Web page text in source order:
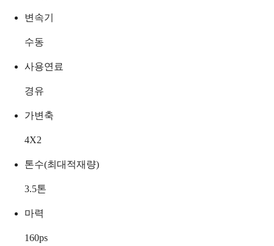
변속기
수동
사용연료
경유
가변축
4X2
톤수(최대적재량)
3.5톤
마력
160ps